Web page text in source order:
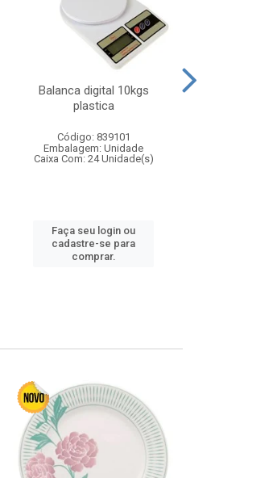
Balanca digital 10kgs
plastica
Código: 839101
Embalagem: Unidade
Caixa Com: 24 Unidade(s)
Faça seu login ou
cadastre-se para
comprar.